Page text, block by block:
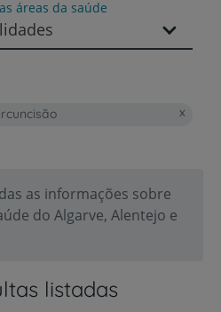
áreas da saúde
as informações sobre
do Algarve, Alentejo e
listadas